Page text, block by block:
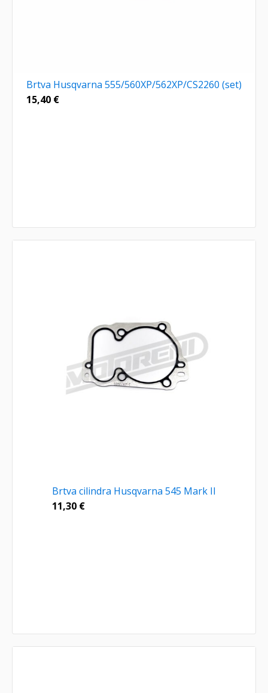
Brtva Husqvarna 555/560XP/562XP/CS2260 (set)
15,40 €
Brtva cilindra Husqvarna 545 Mark II
11,30 €